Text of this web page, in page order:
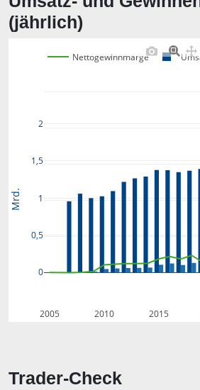
(jährlich)
2005 2010 2015
0
0,5
1
1,5
2
Nettogewinnmarge
Mrd.
Trader-Check